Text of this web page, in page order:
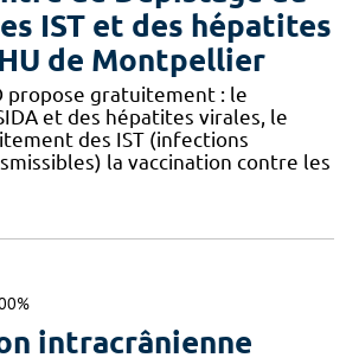
IST et des hépatites
de Montpellier
propose gratuitement : le
et des hépatites virales, le
des IST (infections
la vaccination contre les
intracrânienne